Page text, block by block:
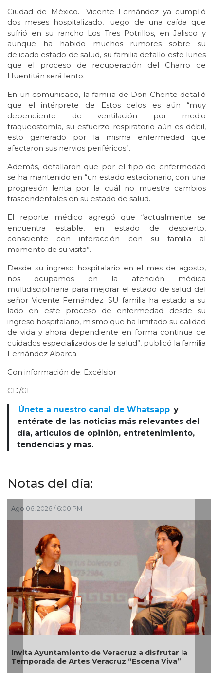
Ciudad de México.- Vicente Fernández ya cumplió
dos meses hospitalizado, luego de una caída que
sufrió en su rancho Los Tres Potrillos, en Jalisco y
aunque ha habido muchos rumores sobre su
delicado estado de salud, su familia detalló este lunes
que el proceso de recuperación del Charro de
Huentitán será lento.
En un comunicado, la familia de Don Chente detalló
que el intérprete de Estos celos es aún “muy
dependiente de ventilación por medio
traqueostomía, su esfuerzo respiratorio aún es débil,
esto generado por la misma enfermedad que
afectaron sus nervios periféricos”.
Además, detallaron que por el tipo de enfermedad
se ha mantenido en “un estado estacionario, con una
progresión lenta por la cuál no muestra cambios
trascendentales en su estado de salud.
El reporte médico agregó que “actualmente se
encuentra estable, en estado de despierto,
consciente con interacción con su familia al
momento de su visita”.
Desde su ingreso hospitalario en el mes de agosto,
nos ocupamos en la atención médica
multidisciplinaria para mejorar el estado de salud del
señor Vicente Fernández. SU familia ha estado a su
lado en este proceso de enfermedad desde su
ingreso hospitalario, mismo que ha limitado su calidad
de vida y ahora dependiente en forma continua de
cuidados especializados de la salud”, publicó la familia
Fernández Abarca.
Con información de: Excélsior
CD/GL
Únete a nuestro canal de Whatsapp y
entérate de las noticias más relevantes del
día, artículos de opinión, entretenimiento,
tendencias y más.
Notas del día:
06, 2026 / 6:00 PM
Ayuntamiento de Veracruz a disfrutar la
de Artes Veracruz “Escena Viva”